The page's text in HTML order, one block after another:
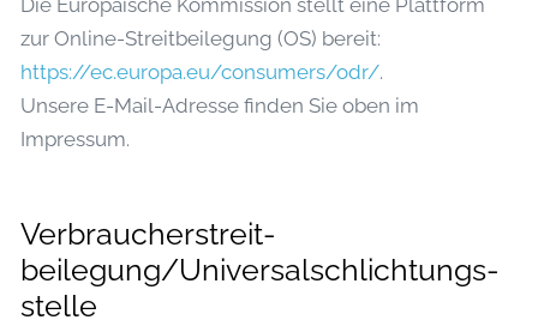
zur Online-Streitbeilegung (OS) bereit:
https://ec.europa.eu/consumers/odr/.
Unsere E-Mail-Adresse finden Sie oben im
Impressum.
Verbraucher­streit­
beilegung/Universal­schlichtungs­
stelle